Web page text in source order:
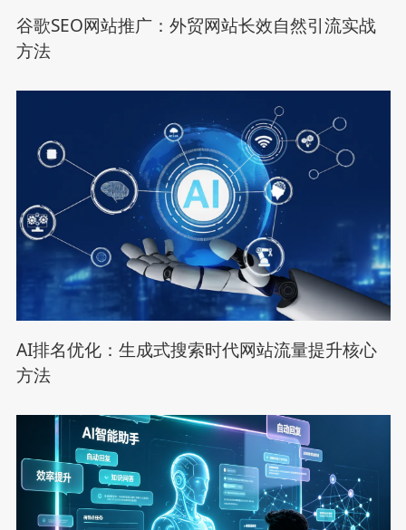
谷歌SEO网站推广：外贸网站长效自然引流实战
方法
AI排名优化：生成式搜索时代网站流量提升核心
方法